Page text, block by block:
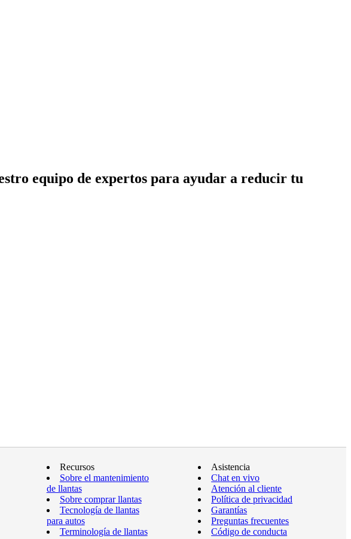
equipo de expertos para ayudar a reducir tu
Recursos
Sobre el mantenimiento
de llantas
Sobre comprar llantas
Tecnología de llantas
para autos
Terminología de llantas
Asistencia
Chat en vivo
Atención al cliente
Política de privacidad
Garantías
Preguntas frecuentes
Código de conducta